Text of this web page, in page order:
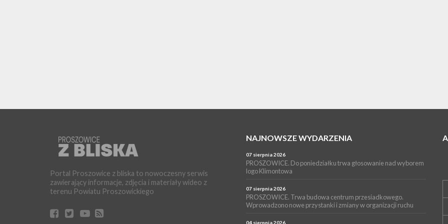
Portal Proszowice z bliska to nowoczesny serwis
zawierający informacje, zdjęcia i materiały wideo z
terenu Powiatu Proszowickiego
NAJNOWSZE WYDARZENIA
07 sierpnia 2026
PROSZOWICE. Do poniedziałku trwa głosowanie nad wyborem
logo Klimontowa
07 sierpnia 2026
PROSZOWICE. Trwa budowa centrum przesiadkowego.
Wprowadzono nowe przystanki i zmiany w organizacji ruchu
04 sierpnia 2026